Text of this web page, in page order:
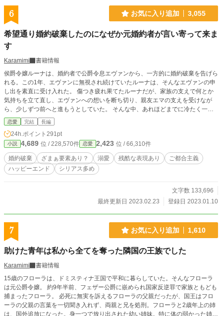
6 お気に入り追加 3,055
希望通り婚約破棄したのになぜか元婚約者が言い寄って来ま
す
Karamimi
書籍情報
侯爵令嬢ルーナは、婚約者で公爵令息エヴァンから、一方的に婚約破棄を告げら
れる。この1年、エヴァンに無視され続けていたルーナは、そんなエヴァンの申
し出を素直に受け入れた。 傷つき疲れ果てたルーナだが、家族の支えで何とか
気持ちを立て直し、エヴァンへの想いを断ち切り、親友エマの支えを受けなが
ら、少しずつ前へと進もうとしていた。 そんな中、あれほどまでに冷たく一方
的に婚約破棄を言い渡したはずのエヴァンが、復縁を迫って来たのだ。聞けばル
ーナを嫌っている公爵令嬢で王太子の婚約者、ナタリーに騙されたとの事。 自
分を嫌い、暴言を吐くナタリーのいう事を鵜呑みにした事、さらに1年ものあい
だ冷遇されていた事が、どうしても許せないルーナは、エヴァンを拒み続ける。
絶対にエヴァンとやり直すなんて無理だと思っていたルーナだったが、異常なま
でにルーナに憎しみを抱くナタリーの毒牙が彼女を襲う。 次々にルーナに攻撃
を仕掛けるナタリーに、エヴァンは…
恋愛 完結 長編
24h.ポイント 291pt
小説 4,689 位 / 228,570件 恋愛 2,423 位 / 66,310件
婚約破棄 ざまぁ要素あり？ 溺愛 残酷な表現あり
ご都合主義
ハッピーエンド
シリアス多め
文字数 133,696
最終更新日 2023.02.23
登録日 2023.01.10
7 お気に入り追加 1,610
助けた青年は私から全てを奪った隣国の王族でした
Karamimi
書籍情報
15歳のフローラは、ドミスティナ王国で平和に暮らしていた。そんなフローラ
は元公爵令嬢。 約9年半前、フェザー公爵に嵌められ国家反逆罪で家族ともども
捕まったフローラ。 必死に無実を訴えるフローラの父親だったが、国王はフロ
ーラの父親の言葉を一切聞き入れず、両親と兄を処刑。フローラと2歳年上の姉
は、国外追放になった。身一つで放り出された幼い姉妹。特に体の弱かった姉